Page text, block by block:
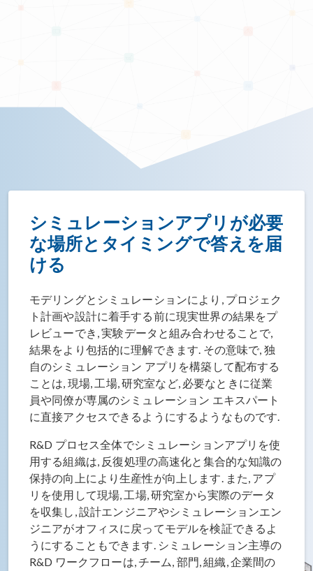
シミュレーションアプリが必要
な場所とタイミングで答えを届
ける
モデリングとシミュレーションにより, プロジェク
ト計画や設計に着手する前に現実世界の結果をプ
レビューでき, 実験データと組み合わせることで,
結果をより包括的に理解できます. その意味で, 独
自のシミュレーション アプリを構築して配布する
ことは, 現場, 工場, 研究室など, 必要なときに従業
員や同僚が専属のシミュレーション エキスパート
に直接アクセスできるようにするようなものです.
R&D プロセス全体でシミュレーションアプリを使
用する組織は, 反復処理の高速化と集合的な知識の
保持の向上により生産性が向上します. また, アプ
リを使用して現場, 工場, 研究室から実際のデータ
を収集し, 設計エンジニアやシミュレーションエン
ジニアがオフィスに戻ってモデルを検証できるよ
うにすることもできます. シミュレーション主導の
R&D ワークフローは, チーム, 部門, 組織, 企業間の